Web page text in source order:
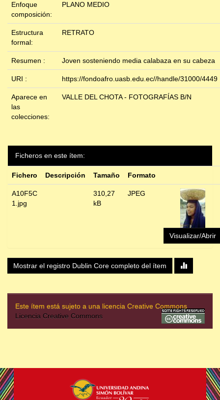
Enfoque
composición:
PLANO MEDIO
Estructura
formal:
RETRATO
Resumen : Joven sosteniendo media calabaza en su cabeza
URI : https://fondoafro.uasb.edu.ec//handle/31000/4449
Aparece en
las
colecciones:
VALLE DEL CHOTA - FOTOGRAFÍAS B/N
Ficheros en este ítem:
Fichero Descripción Tamaño Formato
A10F5C
1.jpg
310,27
kB
JPEG
Visualizar/Abrir
Mostrar el registro Dublin Core completo del ítem
Este ítem está sujeto a una licencia Creative Commons
Licencia Creative Commons